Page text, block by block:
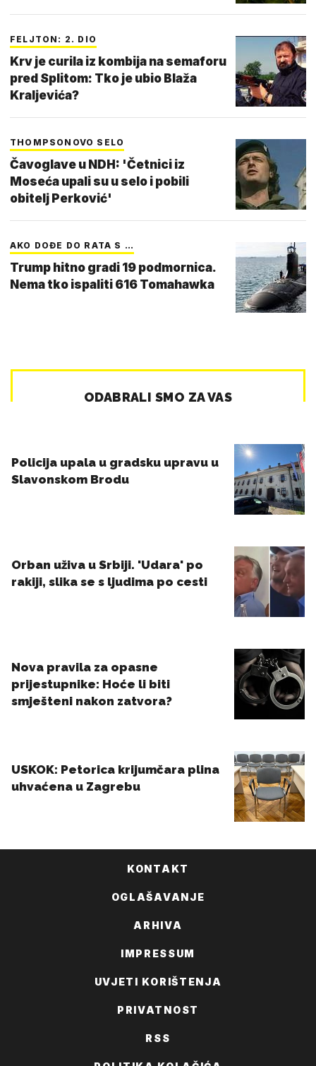
FELJTON: 2. DIO
Krv je curila iz kombija na semaforu
pred Splitom: Tko je ubio Blaža
Kraljevića?
THOMPSONOVO SELO
Čavoglave u NDH: 'Četnici iz
Moseća upali su u selo i pobili
obitelj Perković'
AKO DOĐE DO RATA S …
Trump hitno gradi 19 podmornica.
Nema tko ispaliti 616 Tomahawka
KONTAKT
OGLAŠAVANJE
ARHIVA
IMPRESSUM
UVJETI KORIŠTENJA
PRIVATNOST
RSS